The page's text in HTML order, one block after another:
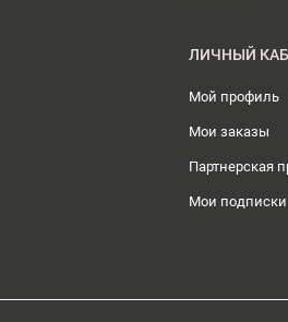
ЛИЧНЫЙ
Мой профиль
Мои заказы
Партнерская
Мои подписки